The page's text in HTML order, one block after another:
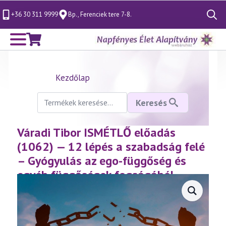
+36 30 311 9999 Bp., Ferenciek tere 7-8.
Search
for:
Kezdőlap
Keresés
következőre:
Keresés
Váradi Tibor ISMÉTLŐ előadás
(1062) — 12 lépés a szabadság felé
– Gyógyulás az ego-függőség és
egyéb függőségek fogságából
(2026.02.15.)